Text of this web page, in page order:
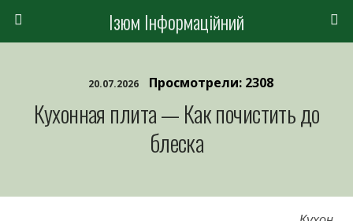
Ізюм Інформаційний
20.07.2026 Просмотрели: 2308
Кухонная плита — Как почистить до
блеска